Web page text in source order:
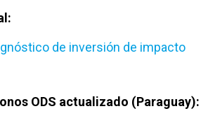
de inversión de impacto
ODS actualizado (Paraguay):